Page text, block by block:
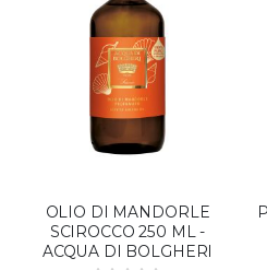
OLIO DI MANDORLE
SCIROCCO 250 ML -
ACQUA DI BOLGHERI